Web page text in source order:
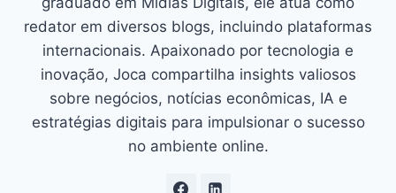
redator em diversos blogs, incluindo plataformas
internacionais. Apaixonado por tecnologia e
inovação, Joca compartilha insights valiosos
sobre negócios, notícias econômicas, IA e
estratégias digitais para impulsionar o sucesso
no ambiente online.